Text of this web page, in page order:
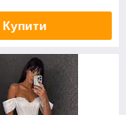
Купити